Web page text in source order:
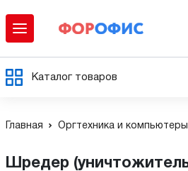
Каталог товаров
Главная Оргтехника и компьютеры
Шредер (уничтожитель) Ideal